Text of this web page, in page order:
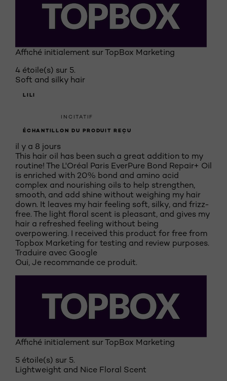
Affiché initialement sur TopBox Marketing
4 étoile(s) sur 5.
Soft and silky hair
LILI
INCITATIF
ÉCHANTILLON DU PRODUIT REÇU
il y a 8 jours
This hair oil has been such a great addition to my
routine! The L'Oréal Paris EverPure Bond Repair+ Oil
is enriched with 20% bond and amino acid
complex and nourishing oils to help strengthen,
smooth, and add shine without weighing my hair
down. It leaves my hair feeling soft, silky, and frizz-
free. The light floral scent is pleasant, and gives my
hair a refreshed feeling without being
overpowering. I received this product for free from
Topbox Marketing for testing and review purposes.
Traduire avec Google
Oui, Je recommande ce produit.
Affiché initialement sur TopBox Marketing
5 étoile(s) sur 5.
Lightweight and Nice Floral Scent